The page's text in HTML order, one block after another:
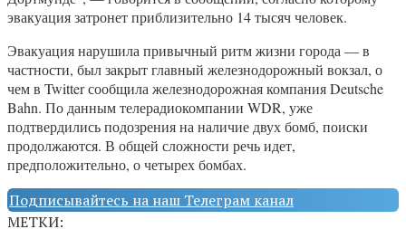
эвакуация затронет приблизительно 14 тысяч человек.
Эвакуация нарушила привычный ритм жизни города — в
частности, был закрыт главный железнодорожный вокзал, о
чем в Twitter сообщила железнодорожная компания Deutsche
Bahn. По данным телерадиокомпании WDR, уже
подтвердились подозрения на наличие двух бомб, поиски
продолжаются. В общей сложности речь идет,
предположительно, о четырех бомбах.
Подписывайтесь на наш Телеграм канал
МЕТКИ: